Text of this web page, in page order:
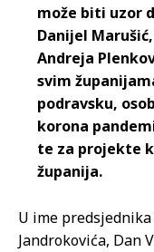
može biti uzor
Danijel
Andreja
svim
podravsku,
korona
te za projekte
županija.
U ime
Jandrokovića, Dan